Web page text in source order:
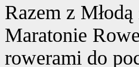
Razem z
Maratonie
rowerami do